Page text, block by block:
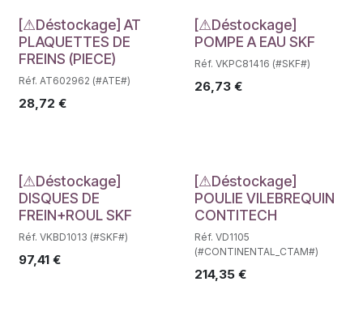
Déstockage
[⚠Déstockage] AT
PLAQUETTES DE
FREINS (PIECE)
Réf. AT602962 (#ATE#)
28,72 €
Déstockage
[⚠Déstockage]
POMPE A EAU SKF
Réf. VKPC81416 (#SKF#)
26,73€
Déstockage
[⚠Déstockage]
DISQUES DE
FREIN+ROUL SKF
Réf. VKBD1013 (#SKF#)
97,41 €
Déstockage
[⚠Déstockage]
POULIE VILEBREQUIN
CONTITECH
Réf. VD1105
(#CONTINENTAL_CTAM#)
214,35€